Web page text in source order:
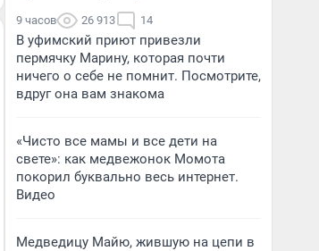
9 часов 26 913 14
В уфимский приют привезли
пермячку Марину, которая почти
ничего о себе не помнит. Посмотрите,
вдруг она вам знакома
«Чисто все мамы и все дети на
свете»: как медвежонок Момота
покорил буквально весь интернет.
Видео
Медведицу Майю, жившую на цепи в